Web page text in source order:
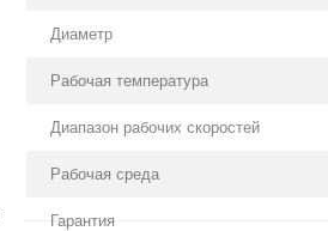
Диаметр
Рабочая температура
Диапазон рабочих скоростей
Рабочая среда
Гарантия